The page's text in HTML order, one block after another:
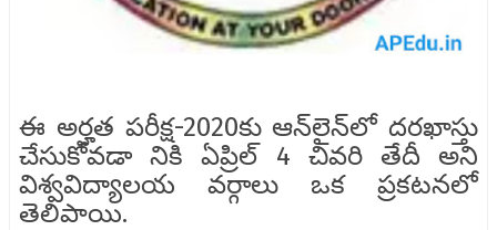
ఈ అర్హత పరీక్ష-2020కు ఆన్‌లైన్‌లో దరఖాస్తు
చేసుకోవడా నికి ఏప్రిల్ 4 చివరి తేదీ అని
విశ్వవిద్యాలయ వర్గాలు ఒక ప్రకటనలో
తెలిపాయి.